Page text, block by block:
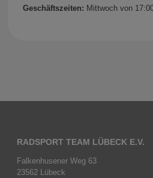
Geschäftszeiten: Mittwoch von
RADSPORT TEAM LÜBECK E.V.
Falkenhusener Weg 63
23562 Lübeck